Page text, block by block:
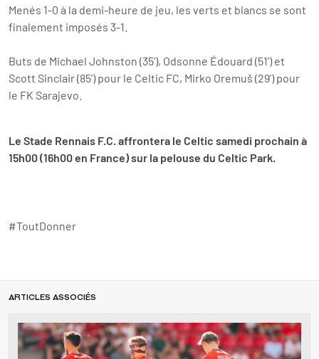
Menés 1-0 à la demi-heure de jeu, les verts et blancs se sont
finalement imposés 3-1.
Buts de Michael Johnston (35’), Odsonne Édouard (51’) et
Scott Sinclair (85’) pour le Celtic FC, Mirko Oremuš (29’) pour
le FK Sarajevo.
Le Stade Rennais F.C. affrontera le Celtic samedi prochain à
15h00 (16h00 en France) sur la pelouse du Celtic Park.
#ToutDonner
ARTICLES ASSOCIÉS